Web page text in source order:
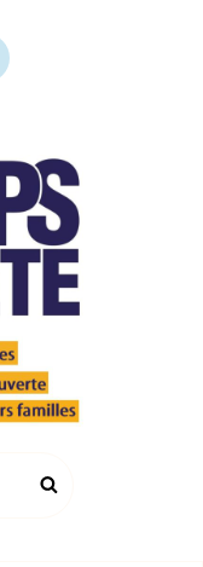
Et Séjours Familles